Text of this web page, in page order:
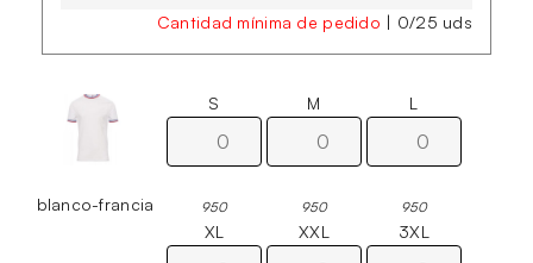
Cantidad mínima de pedido | 0/25 uds
blanco-francia
S
950
M
950
L
950
XL XXL 3XL